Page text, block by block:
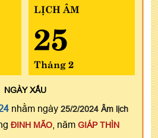
LỊCH ÂM
25
Tháng 2
NGÀYXẤU
nhằm ngày 25/2/2024 Âm lịch
ĐINH MÃO , năm GIÁP THÌN